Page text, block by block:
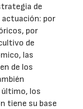
de
por
por
de
las
de los
los
tiene su base